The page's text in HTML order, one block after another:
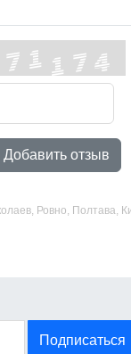
Добавить отзыв
Ровно,
Подписаться